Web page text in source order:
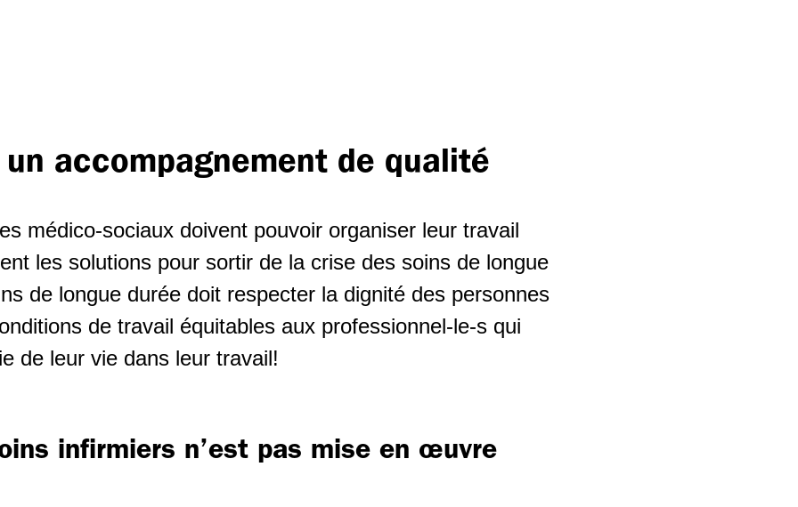
accompagnement de qualité
médico-sociaux doivent pouvoir organiser leur travail
les solutions pour sortir de la crise des soins de longue
de longue durée doit respecter la dignité des personnes
de travail équitables aux professionnel-le-s qui
de leur vie dans leur travail!
infirmiers n’est pas mise en œuvre